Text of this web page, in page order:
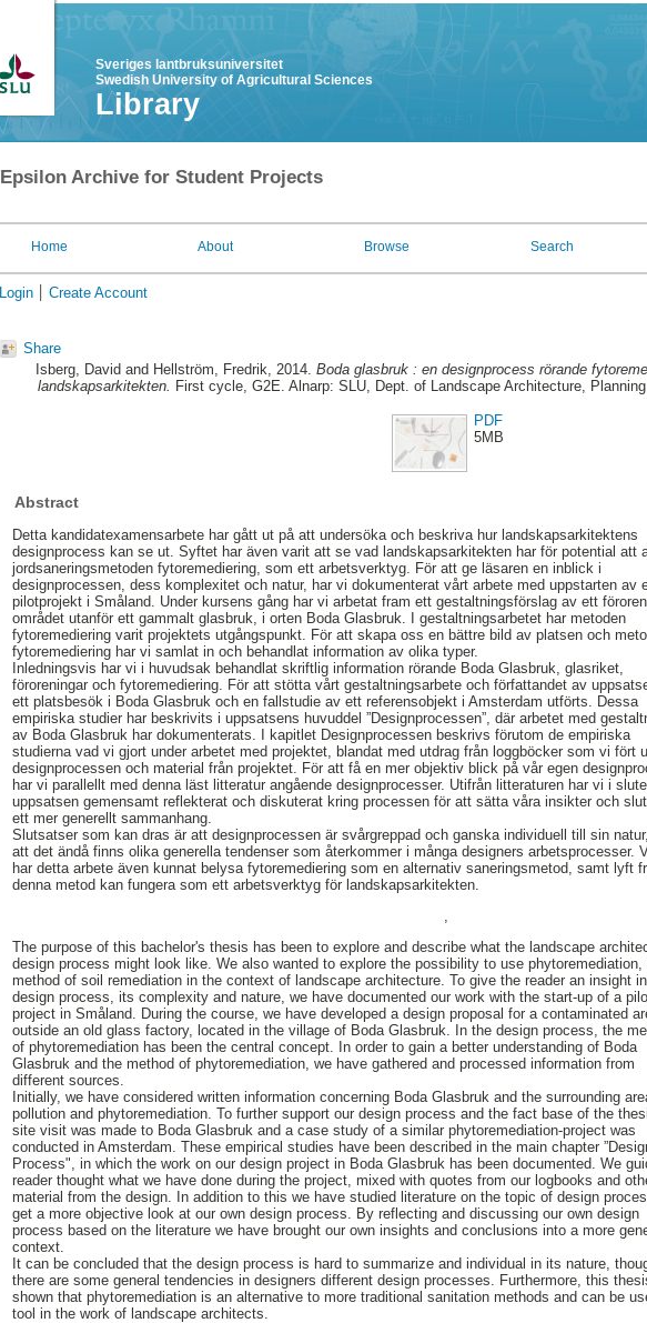
Sveriges lantbruksuniversitet
Swedish University of Agricultural Sciences
Library
Epsilon Archive for Student Projects
Home About Browse Search
Login Create Account
Share
Isberg, David and Hellström, Fredrik, 2014. Boda glasbruk : en designprocess rörande
landskapsarkitekten. First cycle, G2E. Alnarp: SLU, Dept. of Landscape Architecture,
PDF
5MB
Abstract
Detta kandidatexamensarbete har gått ut på att undersöka och beskriva hur landskapsarkitektens
designprocess kan se ut. Syftet har även varit att se vad landskapsarkitekten har för potential att
jordsaneringsmetoden fytoremediering, som ett arbetsverktyg. För att ge läsaren en inblick i
designprocessen, dess komplexitet och natur, har vi dokumenterat vårt arbete med uppstarten av
pilotprojekt i Småland. Under kursens gång har vi arbetat fram ett gestaltningsförslag av ett
området utanför ett gammalt glasbruk, i orten Boda Glasbruk. I gestaltningsarbetet har metoden
fytoremediering varit projektets utgångspunkt. För att skapa oss en bättre bild av platsen och
fytoremediering har vi samlat in och behandlat information av olika typer.
Inledningsvis har vi i huvudsak behandlat skriftlig information rörande Boda Glasbruk, glasriket,
föroreningar och fytoremediering. För att stötta vårt gestaltningsarbete och författandet av
ett platsbesök i Boda Glasbruk och en fallstudie av ett referensobjekt i Amsterdam utförts. Dessa
empiriska studier har beskrivits i uppsatsens huvuddel ”Designprocessen”, där arbetet med
av Boda Glasbruk har dokumenterats. I kapitlet Designprocessen beskrivs förutom de empiriska
studierna vad vi gjort under arbetet med projektet, blandat med utdrag från loggböcker som vi fört
designprocessen och material från projektet. För att få en mer objektiv blick på vår egen
har vi parallellt med denna läst litteratur angående designprocesser. Utifrån litteraturen har vi i
uppsatsen gemensamt reflekterat och diskuterat kring processen för att sätta våra insikter och
ett mer generellt sammanhang.
Slutsatser som kan dras är att designprocessen är svårgreppad och ganska individuell till sin
att det ändå finns olika generella tendenser som återkommer i många designers arbetsprocesser.
har detta arbete även kunnat belysa fytoremediering som en alternativ saneringsmetod, samt lyft
denna metod kan fungera som ett arbetsverktyg för landskapsarkitekten.
The purpose of this bachelor's thesis has been to explore and describe what the landscape
design process might look like. We also wanted to explore the possibility to use phytoremediation,
method of soil remediation in the context of landscape architecture. To give the reader an insight
design process, its complexity and nature, we have documented our work with the start-up of a
project in Småland. During the course, we have developed a design proposal for a contaminated
outside an old glass factory, located in the village of Boda Glasbruk. In the design process, the
of phytoremediation has been the central concept. In order to gain a better understanding of Boda
Glasbruk and the method of phytoremediation, we have gathered and processed information from
different sources.
Initially, we have considered written information concerning Boda Glasbruk and the surrounding
pollution and phytoremediation. To further support our design process and the fact base of the
site visit was made to Boda Glasbruk and a case study of a similar phytoremediation-project was
conducted in Amsterdam. These empirical studies have been described in the main chapter
Process", in which the work on our design project in Boda Glasbruk has been documented. We
reader thought what we have done during the project, mixed with quotes from our logbooks and
material from the design. In addition to this we have studied literature on the topic of design
get a more objective look at our own design process. By reflecting and discussing our own design
process based on the literature we have brought our own insights and conclusions into a more
context.
It can be concluded that the design process is hard to summarize and individual in its nature,
there are some general tendencies in designers different design processes. Furthermore, this
shown that phytoremediation is an alternative to more traditional sanitation methods and can be
tool in the work of landscape architects.